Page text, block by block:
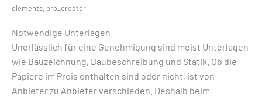
elements, pro_creator
Notwendige Unterlagen
Unerlässlich für eine Genehmigung sind meist Unterlagen
wie Bauzeichnung, Baubeschreibung und Statik. Ob die
Papiere im Preis enthalten sind oder nicht, ist von
Anbieter zu Anbieter verschieden. Deshalb beim